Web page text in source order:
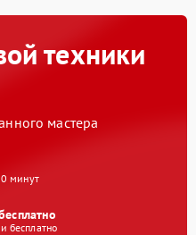
техники
мастера
минут
бесплатно